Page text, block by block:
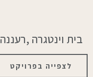
בית וינטגרה ,רעננה
לצפייה בפרויקט